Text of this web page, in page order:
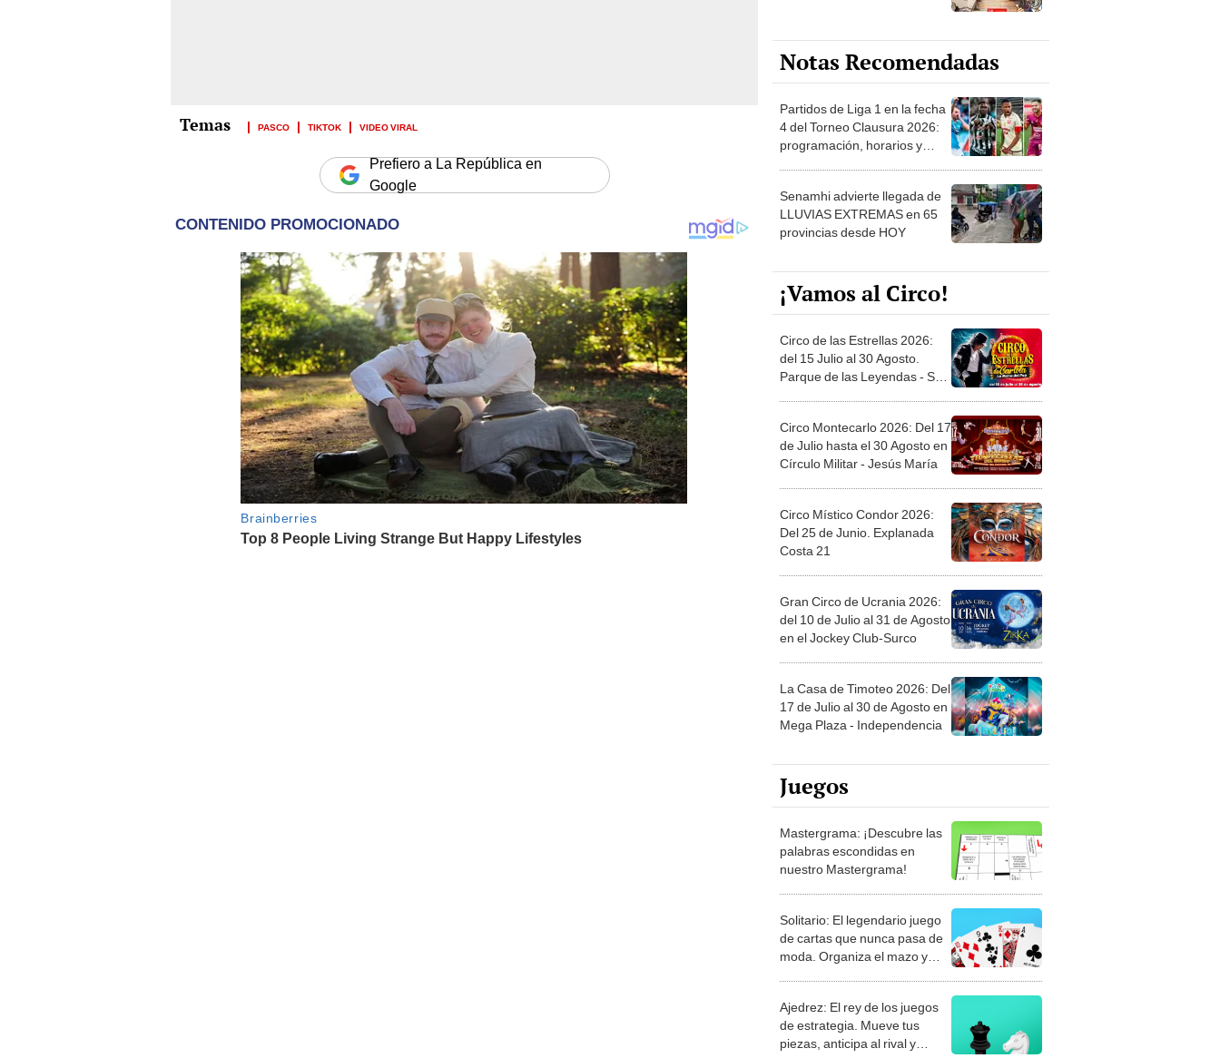
PASCO TIKTOK VIDEO VIRAL
Prefiero a La República en
Google
Notas Recomendadas
Partidos de Liga 1 en la fecha
4 del Torneo Clausura 2026:
programación, horarios y
Senamhi advierte llegada de
LLUVIAS EXTREMAS en 65
provincias desde HOY
¡Vamos al Circo!
Circo de las Estrellas 2026:
del 15 Julio al 30 Agosto.
Parque de las Leyendas - San
Circo Montecarlo 2026: Del 17
de Julio hasta el 30 Agosto en
Círculo Militar - Jesús María
Circo Místico Condor 2026:
Del 25 de Junio. Explanada
Costa 21
Gran Circo de Ucrania 2026:
del 10 de Julio al 31 de Agosto
en el Jockey Club-Surco
La Casa de Timoteo 2026: Del
17 de Julio al 30 de Agosto en
Mega Plaza - Independencia
Juegos
Mastergrama: ¡Descubre las
palabras escondidas en
nuestro Mastergrama!
Solitario: El legendario juego
de cartas que nunca pasa de
moda. Organiza el mazo y
Ajedrez: El rey de los juegos
de estrategia. Mueve tus
piezas, anticipa al rival y